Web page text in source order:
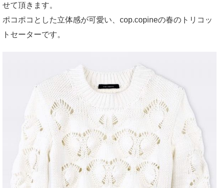
せて頂きます。
ポコポコとした立体感が可愛い、cop.copineの春のトリコッ
トセーターです。